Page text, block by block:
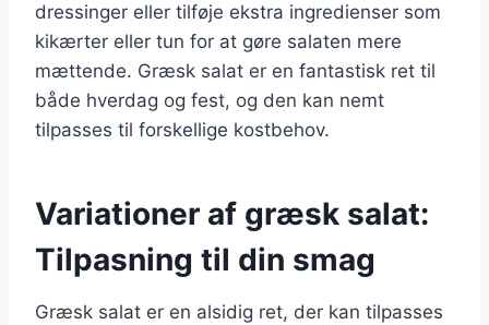
dressinger eller tilføje ekstra ingredienser som
kikærter eller tun for at gøre salaten mere
mættende. Græsk salat er en fantastisk ret til
både hverdag og fest, og den kan nemt
tilpasses til forskellige kostbehov.
Variationer af græsk salat:
Tilpasning til din smag
Græsk salat er en alsidig ret, der kan tilpasses